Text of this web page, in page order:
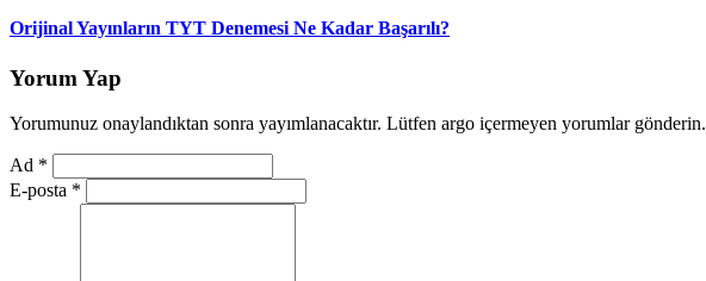
Orijinal Yayınların TYT Denemesi Ne Kadar Başarılı?
Yorum Yap
Yorumunuz onaylandıktan sonra yayımlanacaktır. Lütfen argo içermeyen yorumlar gönderin.
Ad *
E-posta *